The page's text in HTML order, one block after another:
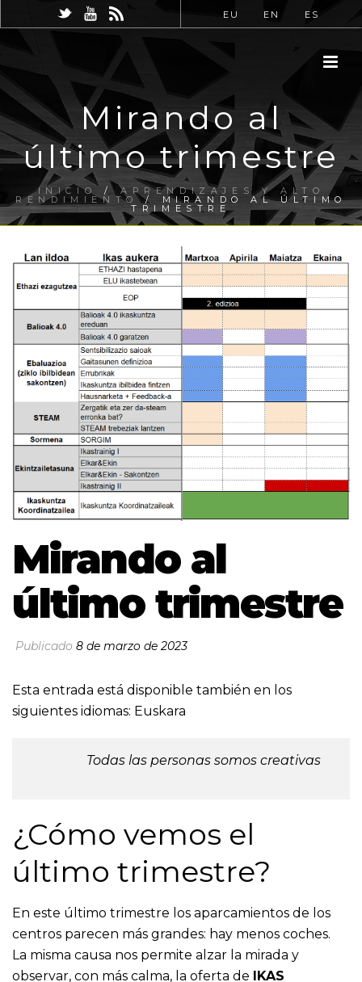
EU EN ES
Mirando al
último trimestre
INICIO / APRENDIZAJES Y ALTO
RENDIMIENTO/ MIRANDO AL ÚLTIMO
TRIMESTRE
Mirando al
último trimestre
Publicado 8 de marzo de 2023
Esta entrada está disponible también en los
siguientes idiomas: Euskara
Todas las personas somos creativas
¿Cómo vemos el
último trimestre?
En este último trimestre los aparcamientos de los
centros parecen más grandes: hay menos coches.
La misma causa nos permite alzar la mirada y
observar, con más calma, la oferta de
IKAS